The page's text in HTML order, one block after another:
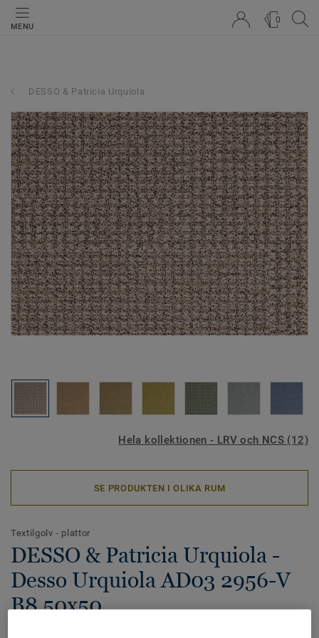
MENU
0
DESSO & Patricia Urquiola
Hela kollektionen - LRV och NCS (12)
SE PRODUKTEN I OLIKA RUM
Textilgolv - plattor
DESSO & Patricia Urquiola -
Desso Urquiola AD03 2956-V
B8 50x50